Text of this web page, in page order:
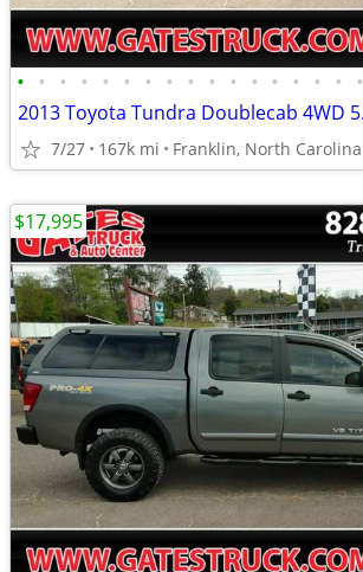
• • • • • • • • • • • • • • • • •
7/27 167k mi Franklin, North Carolina
$17,995